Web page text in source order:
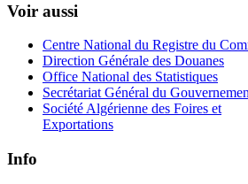
Voir aussi
Centre National du Registre du
Direction Générale des Douanes
Office National des Statistiques
Secrétariat Général du
Société Algérienne des Foires et
Exportations
Info